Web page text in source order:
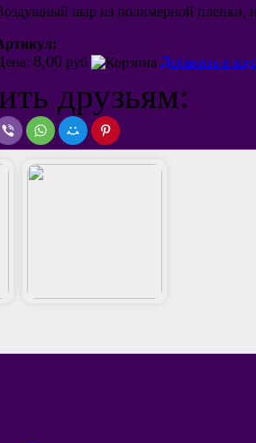
шар из полимерной пленки,
8,00 руб Добавить в
друзьям: